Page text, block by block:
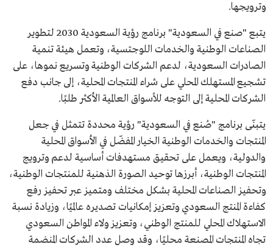
وترويجها.
يتبع "صنع في السعودية" برنامج رؤية السعودية 2030 لتطوير
الصناعات الوطنية والخدمات اللوجتسية، وتعمل هيئة تنمية
الصادرات السعودية، لدعم الشركات الوطنية وتسريع نموها، على
تشجيع المستهلك المحلي على شراء المنتجات المحلية، إلى جانب دفع
الشركات المحلية إلى التوجه للأسواق العالمية الأكثر طلبًا.
يتبنّى برنامج "صُنع في السعودية" رؤية محددة تتمثل في جعل
المنتجات والخدمات الوطنية الخيار المفضّل في الأسواق المحلية
والدولية، ويعمل على تحقيق مستهدفات أساسية لدعم وترويج
المنتجات الوطنية، أبرزها توحيد الصورة الذهنية للمنتجات الوطنية،
وتحفيز الصناعات المحلية بشكل مختلف ومتميز عبر تحفيز رفع
كفاءة المنتج السعودي وتعزيز إمكانيات تصديره عالميًا، وزيادة نسبة
الاستهلاك المحلي للمنتج الوطني، وتعزيز ولاء المواطن السعودي
تجاه المنتجات المصنعة محليًا، وقد وصل عدد الشركات المنضمة